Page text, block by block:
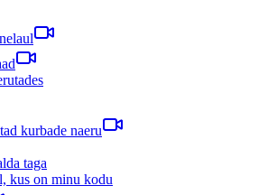
kurbade naeru
taga
kus on minu kodu